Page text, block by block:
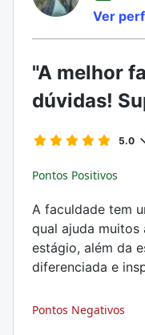
Ver
"A melhor
dúvidas!
5.0
Pontos Positivos
A faculdade tem
qual ajuda muitos
estágio, além da
diferenciada e
Pontos Negativos